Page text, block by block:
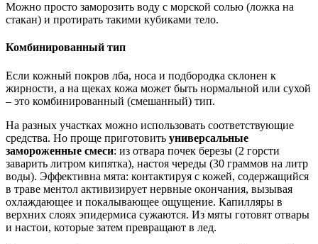
Можно просто заморозить воду с морской солью (ложка на
стакан) и протирать такими кубиками тело.
Комбинированный тип
Если кожный покров лба, носа и подбородка склонен к
жирности, а на щеках кожа может быть нормальной или сухой
– это комбинированный (смешанный) тип.
На разных участках можно использовать соответствующие
средства. Но проще приготовить универсальные
замороженные смеси: из отвара почек березы (2 горсти
заварить литром кипятка), настоя череды (30 граммов на литр
воды). Эффективна мята: контактируя с кожей, содержащийся
в траве ментол активизирует нервные окончания, вызывая
охлаждающее и покалывающее ощущение. Капилляры в
верхних слоях эпидермиса сужаются. Из мяты готовят отвары
и настои, которые затем превращают в лед.